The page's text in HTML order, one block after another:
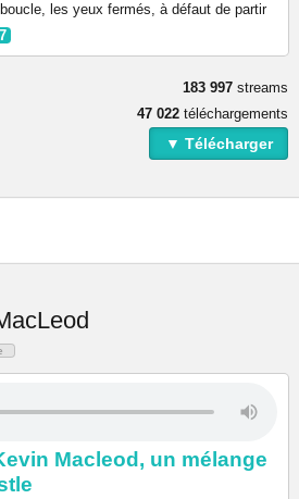
les yeux fermés, à défaut de partir
183 997 streams
47 022 téléchargements
▼ Télécharger
Macleod, un mélange